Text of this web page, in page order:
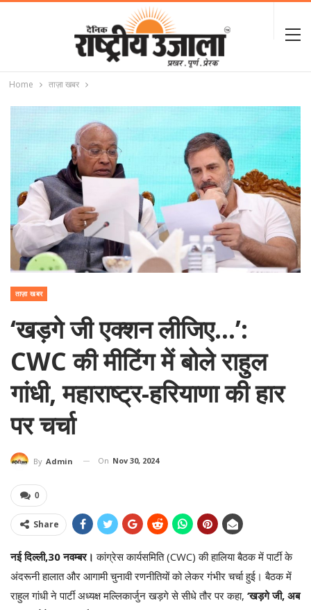
Home ताज़ा खबर
ताज़ा खबर
‘खड़गे जी एक्शन लीजिए…’:
CWC की मीटिंग में बोले राहुल
गांधी, महाराष्ट्र-हरियाणा की हार
पर चर्चा
By Admin On Nov 30, 2024
0
Share
नई दिल्ली,30 नवम्बर।कांग्रेस कार्यसमिति (CWC) की हालिया बैठक में पार्टी के
अंदरूनी हालात और आगामी चुनावी रणनीतियों को लेकर गंभीर चर्चा हुई। बैठक में
राहुल गांधी ने पार्टी अध्यक्ष मल्लिकार्जुन खड़गे से सीधे तौर पर कहा, ‘खड़गे जी, अब